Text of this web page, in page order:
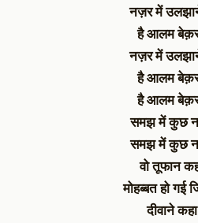
नज़र में
है आलम
नज़र में
है आलम
है आलम
समझ में कुछ
समझ में कुछ
वो तूफान
मोहब्बत हो गई
दीवाने